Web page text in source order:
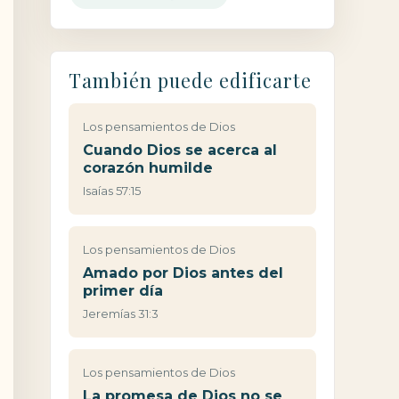
También puede edificarte
Los pensamientos de Dios
Cuando Dios se acerca al
corazón humilde
Isaías 57:15
Los pensamientos de Dios
Amado por Dios antes del
primer día
Jeremías 31:3
Los pensamientos de Dios
La promesa de Dios no se